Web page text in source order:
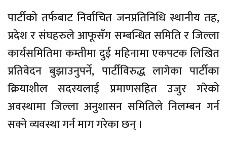
पार्टीको तर्फबाट निर्वाचित जनप्रतिनिधि स्थानीय तह,
प्रदेश र संघहरुले आफूसँग सम्बन्धित समिति र जिल्ला
कार्यसमितिमा कम्तीमा दुई महिनामा एकपटक लिखित
प्रतिवेदन बुझाउनुपर्ने, पार्टीविरुद्ध लागेका पार्टीका
क्रियाशील सदस्यलाई प्रमाणसहित उजुर गरेको
अवस्थामा जिल्ला अनुशासन समितिले निलम्बन गर्न
सक्ने व्यवस्था गर्न माग गरेका छन् ।